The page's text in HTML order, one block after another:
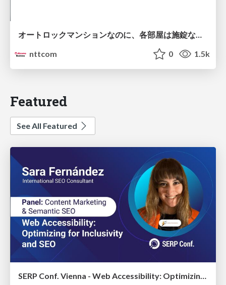
オートロックマンションなのに、各部屋は施錠なし！？ 攻撃者が組織内ネットワークで大暴れする理由 / The Front Door Is Locked, but the Rooms Are Wide Open: Why Attackers Move Freely Inside Enterprise Networks
nttcom
0 1.5k
Featured
See All Featured
SERP Conf. Vienna - Web Accessibility: Optimizing for Inclusivity and SEO